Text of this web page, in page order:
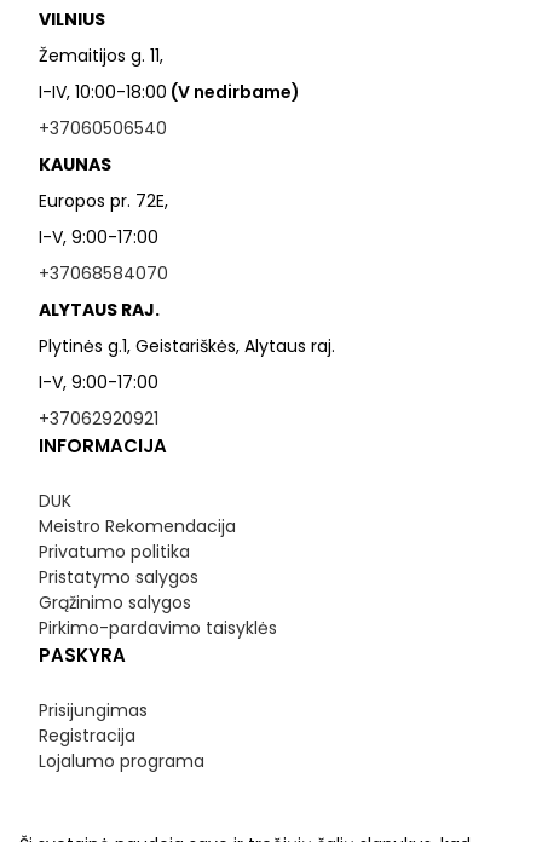
VILNIUS
Žemaitijos g. 11,
I-IV, 10:00-18:00 (V nedirbame)
+37060506540
KAUNAS
Europos pr. 72E,
I-V, 9:00-17:00
+37068584070
ALYTAUS RAJ.
Plytinės g.1, Geistariškės, Alytaus raj.
I-V, 9:00-17:00
+37062920921
INFORMACIJA
DUK
Meistro Rekomendacija
Privatumo politika
Pristatymo salygos
Grąžinimo salygos
Pirkimo-pardavimo taisyklės
PASKYRA
Prisijungimas
Registracija
Lojalumo programa